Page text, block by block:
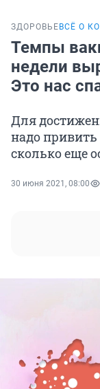
ЗДОРОВЬЕ ВСЁ О
Темпы
недели
Это нас
Для
надо
сколько еще
30 июня 2021, 08:00